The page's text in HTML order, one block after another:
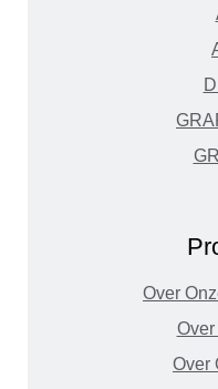
Over
Over